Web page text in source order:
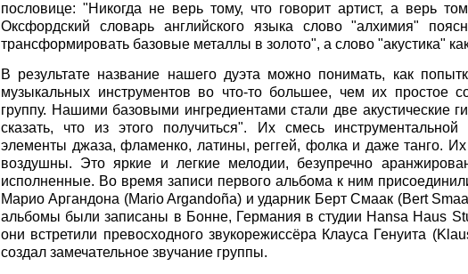
пословице: "Никогда не верь тому, что говорит артист, а верь
Оксфордский словарь английского языка слово "алхимия"
трансформировать базовые металлы в золото", а слово "акустика"
В результате название нашего дуэта можно понимать, как
музыкальных инструментов во что-то большее, чем их простое
группу. Нашими базовыми ингредиентами стали две акустические
сказать, что из этого получиться". Их смесь
элементы джаза, фламенко, латины, реггей, фолка и даже танго.
воздушны. Это яркие и легкие мелодии, безупречно
исполненные. Во время записи первого альбома к ним
Марио Аргандона (Mario Argandoña) и ударник Берт Смаак (Bert
альбомы были записаны в Бонне, Германия в студии Hansa Haus
они встретили превосходного звукорежиссёра Клауса Генуита
создал замечательное звучание группы.